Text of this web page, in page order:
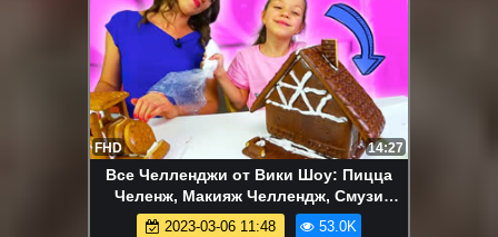
FHD 14:27
Все Челленджи от Вики Шоу: Пицца
Челенж, Макияж Челлендж, Смузи
Челлендж, Блинный Челлендж и др. -
2023-03-06 11:48 53.0K